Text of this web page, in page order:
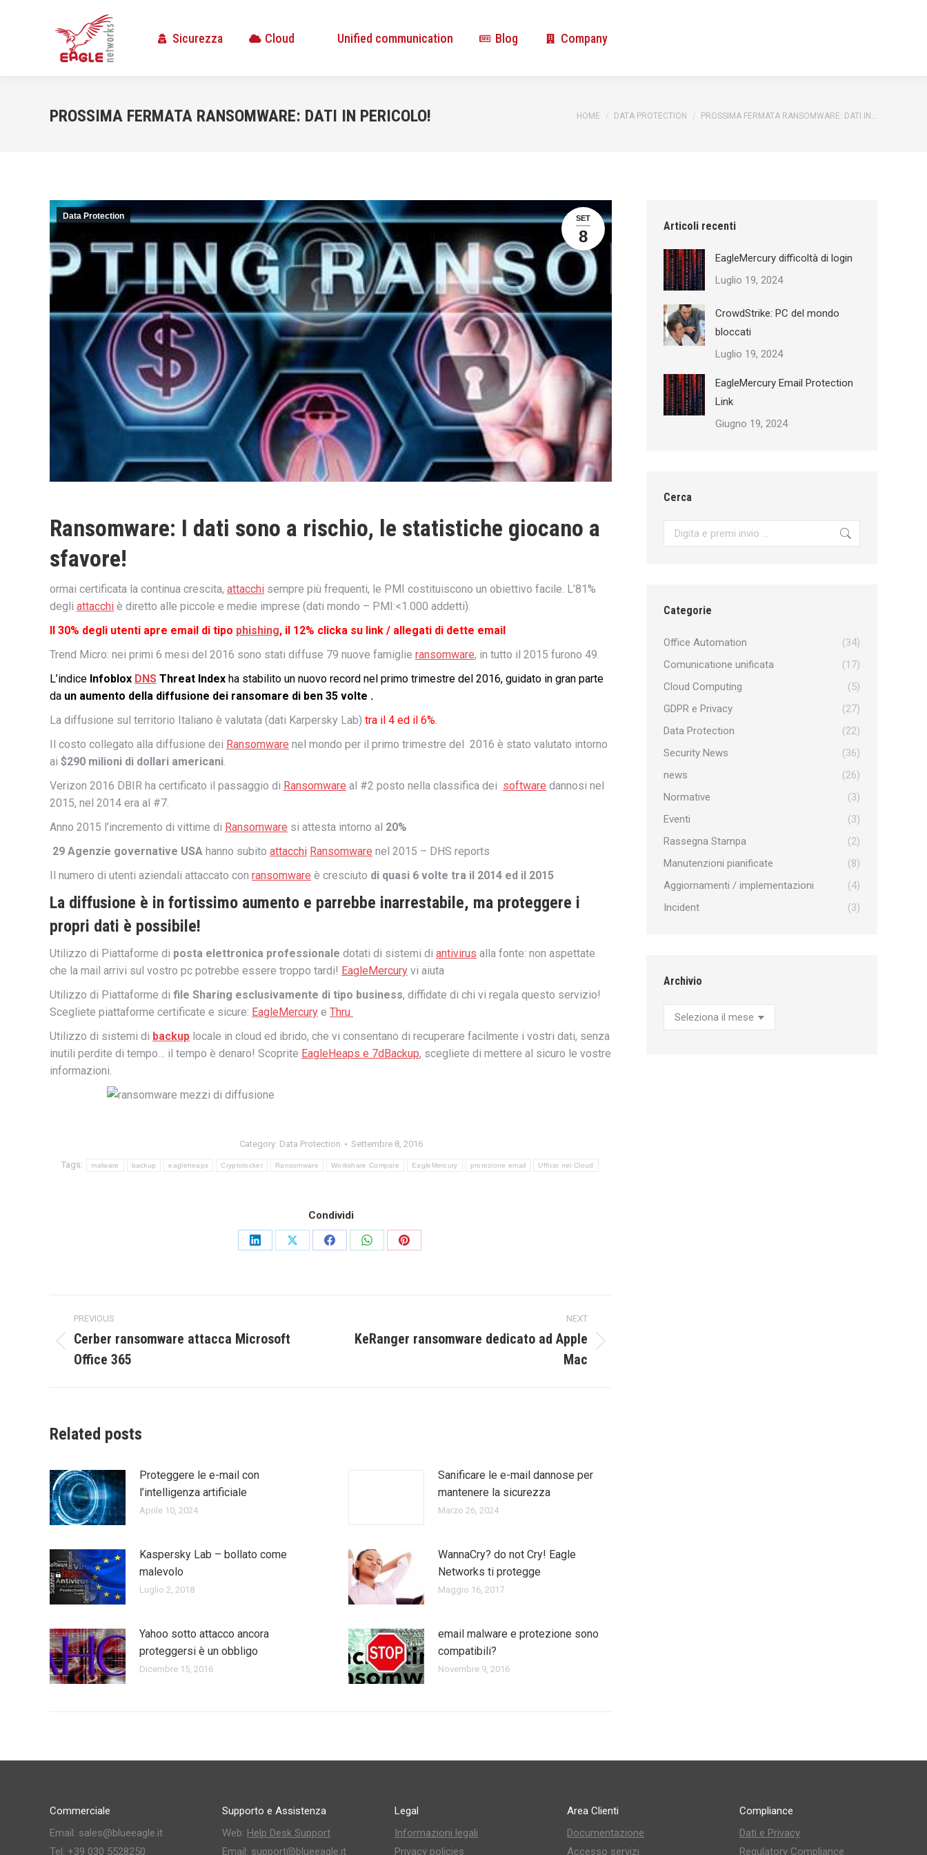
Sicurezza Cloud Unified communication Blog Company
PROSSIMA FERMATA RANSOMWARE: DATI IN PERICOLO! You are here:
HOME DATA PROTECTION PROSSIMA FERMATA RANSOMWARE: DATI IN…
SET
8
Data Protection
Ransomware: I dati sono a rischio, le statistiche giocano a
sfavore!
ormai certificata la continua crescita, attacchi sempre più frequenti, le PMI costituiscono un obiettivo facile. L’81%
degli attacchi è diretto alle piccole e medie imprese (dati mondo – PMI:<1.000 addetti).
Il 30% degli utenti apre email di tipo phishing, il 12% clicka su link / allegati di dette email
Trend Micro: nei primi 6 mesi del 2016 sono stati diffuse 79 nuove famiglie ransomware, in tutto il 2015 furono 49.
L’indice Infoblox DNS Threat Index ha stabilito un nuovo record nel primo trimestre del 2016, guidato in gran parte
da un aumento della diffusione dei ransomare di ben 35 volte .
La diffusione sul territorio Italiano è valutata (dati Karpersky Lab) tra il 4 ed il 6%.
Il costo collegato alla diffusione dei Ransomware nel mondo per il primo trimestre del 2016 è stato valutato intorno
ai $290 milioni di dollari americani
Verizon 2016 DBIR ha certificato il passaggio di Ransomware al #2 posto nella classifica dei software dannosi nel
2015, nel 2014 era al #7.
Anno 2015 l’incremento di vittime di Ransomware si attesta intorno al 20%
29 Agenzie governative USA hanno subito attacchi Ransomware nel 2015 – DHS reports
Il numero di utenti aziendali attaccato con ransomware è cresciuto di quasi 6 volte tra il 2014 ed il 2015
La diffusione è in fortissimo aumento e parrebbe inarrestabile, ma proteggere i
propri dati è possibile!
Utilizzo di Piattaforme di posta elettronica professionale dotati di sistemi di antivirus alla fonte: non aspettate
che la mail arrivi sul vostro pc potrebbe essere troppo tardi! EagleMercury vi aiuta
Utilizzo di Piattaforme di file Sharing esclusivamente di tipo business, diffidate di chi vi regala questo servizio!
Scegliete piattaforme certificate e sicure: EagleMercury e Thru
Utilizzo di sistemi di backup locale in cloud ed ibrido, che vi consentano di recuperare facilmente i vostri dati, senza
inutili perdite di tempo… il tempo è denaro! Scoprite EagleHeaps e 7dBackup, scegliete di mettere al sicuro le vostre
informazioni.
Category: Data Protection Settembre 8, 2016
Tags: malware backup eagleheaps Cryptolocker Ransomware Workshare Compare EagleMercury protezione email Ufficio nel Cloud
Condividi
Share
Share
Share
Share
Share
Post
navigation
PREVIOUS
post:
Cerber ransomware attacca Microsoft
Office 365
NEXT
KeRanger ransomware dedicato ad Apple
Mac
Related posts
Proteggere le e-mail con
l’intelligenza artificiale
Aprile 10, 2024
Sanificare le e-mail dannose per
mantenere la sicurezza
Marzo 26, 2024
Kaspersky Lab – bollato come
malevolo
Luglio 2, 2018
WannaCry? do not Cry! Eagle
Networks ti protegge
Maggio 16, 2017
Yahoo sotto attacco ancora
proteggersi è un obbligo
Dicembre 15, 2016
email malware e protezione sono
compatibili?
Novembre 9, 2016
Articoli recenti
EagleMercury difficoltà di login
Luglio 19, 2024
CrowdStrike: PC del mondo
bloccati
Luglio 19, 2024
EagleMercury Email Protection
Link
Giugno 19, 2024
Cerca
Search:
Categorie
Office Automation
(34)
Comunicatione unificata
(17)
Cloud Computing
(5)
GDPR e Privacy
(27)
Data Protection
(22)
Security News
(36)
news
(26)
Normative
(3)
Eventi
(3)
Rassegna Stampa
(2)
Manutenzioni pianificate
(8)
Aggiornamenti / implementazioni
(4)
Incident
(3)
Archivio
Archivio
Commerciale
Email: sales@blueeagle.it
Tel: +39 030 5528250
Supporto e Assistenza
Web: Help Desk Support
Email: support@blueeagle.it
Legal
Informazioni legali
Privacy policies
Area Clienti
Documentazione
Accesso servizi
Compliance
Dati e Privacy
Regulatory Compliance